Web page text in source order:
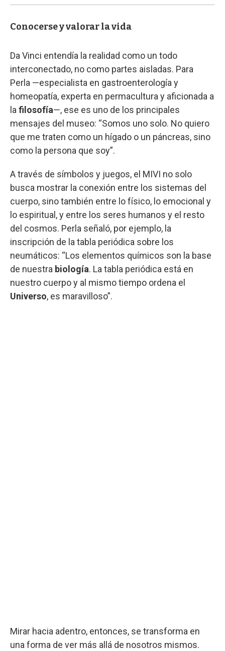
Conocerse y valorar la vida
Da Vinci entendía la realidad como un todo
interconectado, no como partes aisladas. Para
Perla —especialista en gastroenterología y
homeopatía, experta en permacultura y aficionada a
la filosofía—, ese es uno de los principales
mensajes del museo: “Somos uno solo. No quiero
que me traten como un hígado o un páncreas, sino
como la persona que soy”.
A través de símbolos y juegos, el MIVI no solo
busca mostrar la conexión entre los sistemas del
cuerpo, sino también entre lo físico, lo emocional y
lo espiritual, y entre los seres humanos y el resto
del cosmos. Perla señaló, por ejemplo, la
inscripción de la tabla periódica sobre los
neumáticos: “Los elementos químicos son la base
de nuestra biología. La tabla periódica está en
nuestro cuerpo y al mismo tiempo ordena el
Universo, es maravilloso”.
Mirar hacia adentro, entonces, se transforma en
una forma de ver más allá de nosotros mismos.